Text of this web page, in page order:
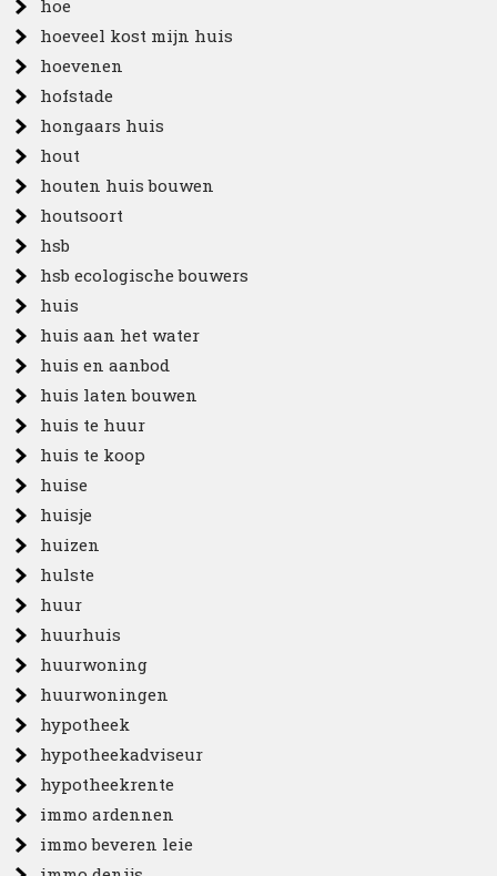
hoe
hoeveel kost mijn huis
hoevenen
hofstade
hongaars huis
hout
houten huis bouwen
houtsoort
hsb
hsb ecologische bouwers
huis
huis aan het water
huis en aanbod
huis laten bouwen
huis te huur
huis te koop
huise
huisje
huizen
hulste
huur
huurhuis
huurwoning
huurwoningen
hypotheek
hypotheekadviseur
hypotheekrente
immo ardennen
immo beveren leie